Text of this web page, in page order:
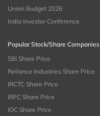
Union Budget 2026
India Investor Conference
Popular Stock/Share Companies
SBI Share Price
Reliance Industries Share Price
IRCTC Share Price
IRFC Share Price
IOC Share Price